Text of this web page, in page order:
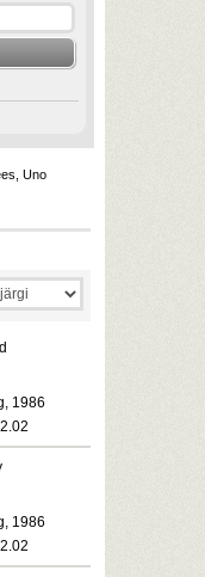
Uno
1986
1986